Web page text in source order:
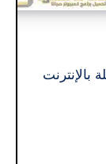
بالإنترنت